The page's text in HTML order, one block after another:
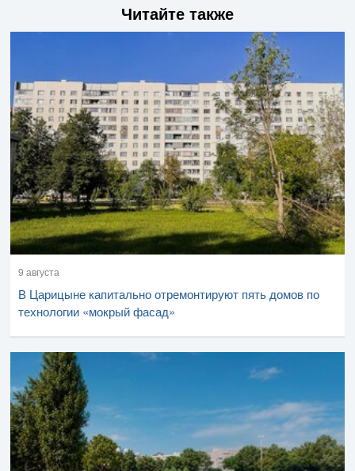
Читайте также
9 августа
В Царицыне капитально отремонтируют пять домов по
технологии «мокрый фасад»